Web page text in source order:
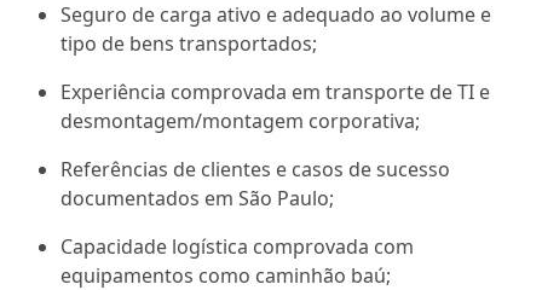
Seguro de carga ativo e adequado ao volume e
tipo de bens transportados;
Experiência comprovada em transporte de TI e
desmontagem/montagem corporativa;
Referências de clientes e casos de sucesso
documentados em São Paulo;
Capacidade logística comprovada com
equipamentos como caminhão baú;